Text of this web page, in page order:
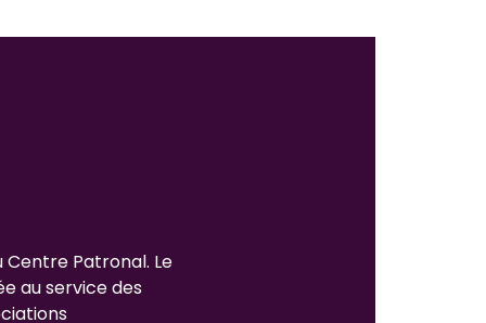
Centre Patronal. Le
au service des